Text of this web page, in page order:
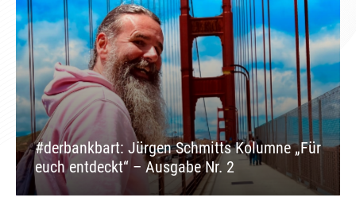
#derbankbart: Jürgen Schmitts Kolumne „Für
euch entdeckt“ – Ausgabe Nr. 2